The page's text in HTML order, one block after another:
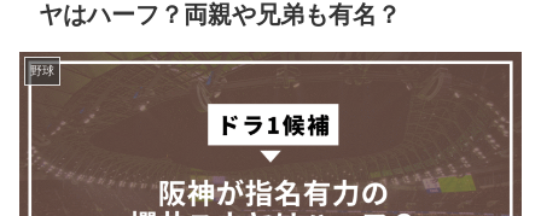
ヤはハーフ？両親や兄弟も有名？
野球